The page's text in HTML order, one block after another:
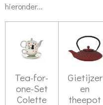
hieronder...
Tea-for-
one-Set
Colette
Gietijzer
en
theepot